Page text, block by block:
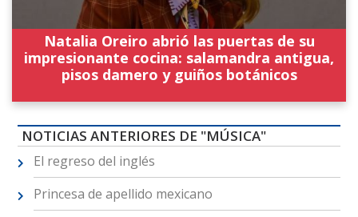
Natalia Oreiro abrió las puertas de su
impresionante cocina: salamandra antigua,
pisos damero y guiños botánicos
NOTICIAS ANTERIORES DE "MÚSICA"
El regreso del inglés
Princesa de apellido mexicano